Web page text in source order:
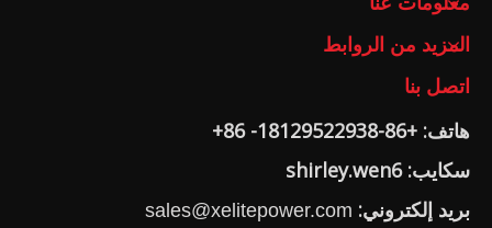
المزيد من الروابط
اتصل بنا
هاتف: +86-18129522938- 86+
سكايب: shirley.wen6
بريد إلكتروني: sales@xelitepower.com